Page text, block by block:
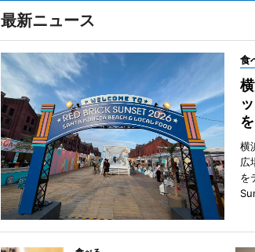
最新ニュース
食
横
広
を